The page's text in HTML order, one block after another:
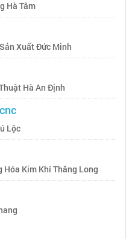
Hà Tâm
Xuất Đức Minh
Hà An Định
Lộc
Hóa Kim Khí Thăng Long